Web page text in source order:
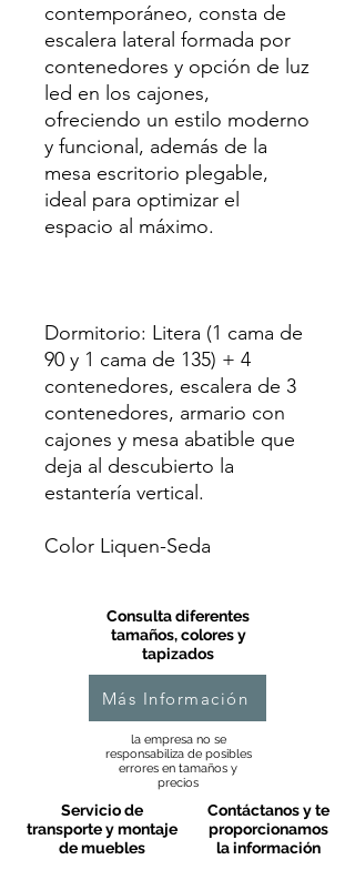
contemporáneo, consta de
escalera lateral formada por
contenedores y opción de luz
led en los cajones,
ofreciendo un estilo moderno
y funcional, además de la
mesa escritorio plegable,
ideal para optimizar el
espacio al máximo.
Dormitorio: Litera (1 cama de
90 y 1 cama de 135) + 4
contenedores, escalera de 3
contenedores, armario con
cajones y mesa abatible que
deja al descubierto la
estantería vertical.
Color Liquen-Seda
Consulta diferentes
tamaños, colores y
tapizados
Más Información
la empresa no se
responsabiliza de posibles
errores en tamaños y
precios
Servicio de
transporte y montaje
de muebles
Contáctanos y te
proporcionamos
la información